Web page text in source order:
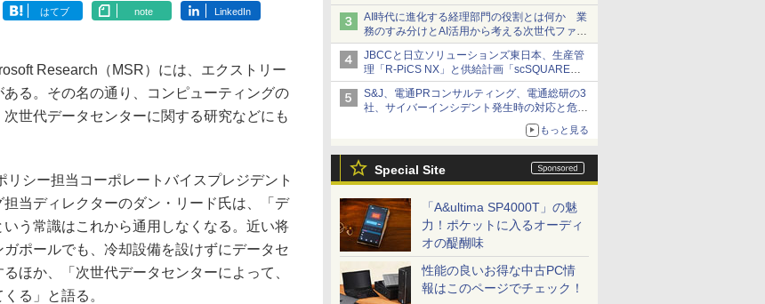
商談記録 for RICOH」を展開へ
AI時代に進化する経理部門の役割とは何か 業
務のすみ分けとAI活用から考える次世代ファイ
ナンス戦略
JBCCと日立ソリューションズ東日本、生産管
理「R-PiCS NX」と供給計画「scSQUARE
ISP」の連携サービスを提供開始
S&J、電通PRコンサルティング、電通総研の3
社、サイバーインシデント発生時の対応と危機
管理広報を一体的に訓練するプログラムを提供
もっと見る
Special Site
「A&ultima SP4000T」の魅
力！ポケットに入るオーディ
オの醍醐味
性能の良いお得な中古PC情
報はこのページでチェック！
はてブ note LinkedIn
Research（MSR）には、エクストリー
る。その名の通り、コンピューティングの
世代データセンターに関する研究などにも
シー担当コーポレートバイスプレジデント
当ディレクターのダン・リード氏は、「デ
う常識はこれから通用しなくなる。近い将
ポールでも、冷却設備を設けずにデータセ
ほか、「次世代データセンターによって、
る」と語る。